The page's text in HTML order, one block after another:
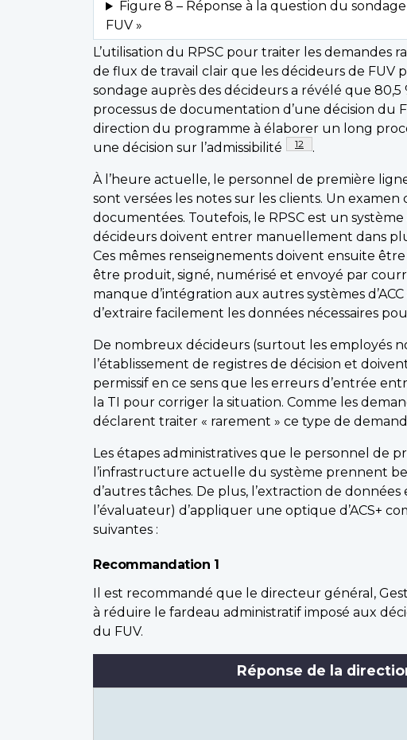
L’utilisation du RPSC pour traiter les demandes
de flux de travail clair que les décideurs de FUV
sondage auprès des décideurs a révélé que
processus de documentation d’une décision du
direction du programme à élaborer un long
une décision sur l’admissibilité
Note de bas de page
12 .
À l’heure actuelle, le personnel de première
sont versées les notes sur les clients. Un
documentées. Toutefois, le RPSC est un
décideurs doivent entrer manuellement dans
Ces mêmes renseignements doivent ensuite
être produit, signé, numérisé et envoyé par
manque d’intégration aux autres systèmes
d’extraire facilement les données nécessaires
De nombreux décideurs (surtout les employés
l’établissement de registres de décision et
permissif en ce sens que les erreurs d’entrée
la TI pour corriger la situation. Comme les
déclarent traiter « rarement » ce type de
Les étapes administratives que le personnel de
l’infrastructure actuelle du système prennent
d’autres tâches. De plus, l’extraction de
l’évaluateur) d’appliquer une optique d’ACS+
suivantes :
Recommandation 1
Il est recommandé que le directeur général,
à réduire le fardeau administratif imposé aux
du FUV.
Réponse de la